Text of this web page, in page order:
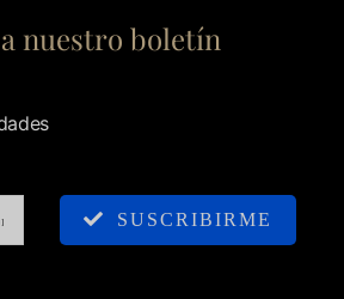
nuestro boletín
SUSCRIBIRME